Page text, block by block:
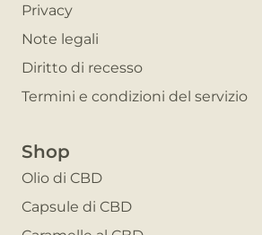
Privacy
Note legali
Diritto di recesso
Termini e condizioni del servizio
Shop
Olio di CBD
Capsule di CBD